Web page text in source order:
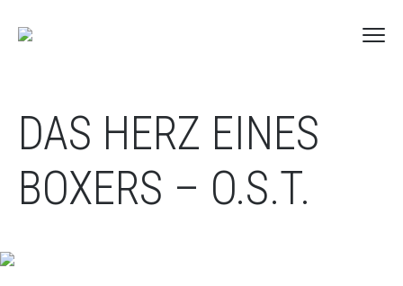
DAS HERZ EINES
BOXERS – O.S.T.